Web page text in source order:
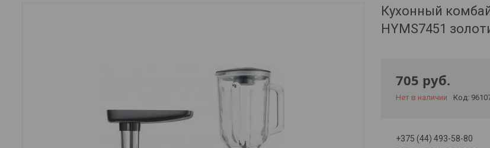
Кухонный
HYMS7451
705 руб.
Нет в наличии Код:
+375 (44) 493-58-80